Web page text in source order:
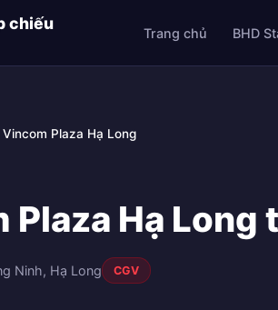
chiếu
Trang chủ BHD
Vincom Plaza Hạ Long
Plaza Hạ Long
Ninh, Hạ Long CGV